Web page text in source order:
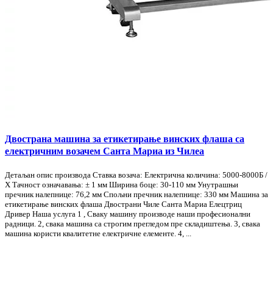
Двострана машина за етикетирање винских флаша са
електричним возачем Санта Мариа из Чилеа
Детаљан опис производа Ставка возача: Електрична количина: 5000-8000Б /
Х Тачност означавања: ± 1 мм Ширина боце: 30-110 мм Унутрашњи
пречник налепнице: 76,2 мм Спољни пречник налепнице: 330 мм Машина за
етикетирање винских флаша Двострани Чиле Санта Мариа Елецтриц
Дривер Наша услуга 1 , Сваку машину производе наши професионални
радници. 2, свака машина са строгим прегледом пре складиштења. 3, свака
машина користи квалитетне електричне елементе. 4, ...